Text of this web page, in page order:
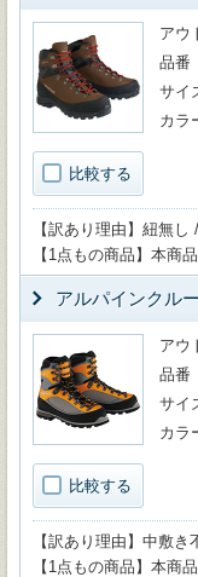
比較する
アウ
品番
サイ
カラ
【訳あり理由】紐無
【1点もの商品】本商
アルパインクル
比較する
アウ
品番
サイ
カラ
【訳あり理由】中敷
【1点もの商品】本商